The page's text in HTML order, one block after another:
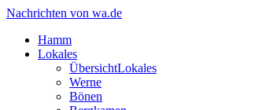
Nachrichten von wa.de
Hamm
Lokales
ÜbersichtLokales
Werne
Bönen